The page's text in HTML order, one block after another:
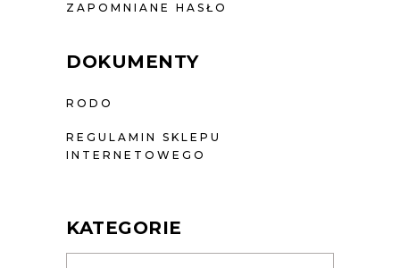
ZAPOMNIANE HASŁO
DOKUMENTY
RODO
REGULAMIN SKLEPU
INTERNETOWEGO
KATEGORIE